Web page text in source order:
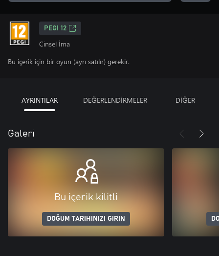
PEGI 12
Cinsel İma
Bu içerik için bir oyun (ayrı satılır) gerekir.
AYRINTILAR DEĞERLENDİRMELER DİĞER
Galeri
Bu içerik kilitli
DOĞUM TARIHINIZI GIRIN